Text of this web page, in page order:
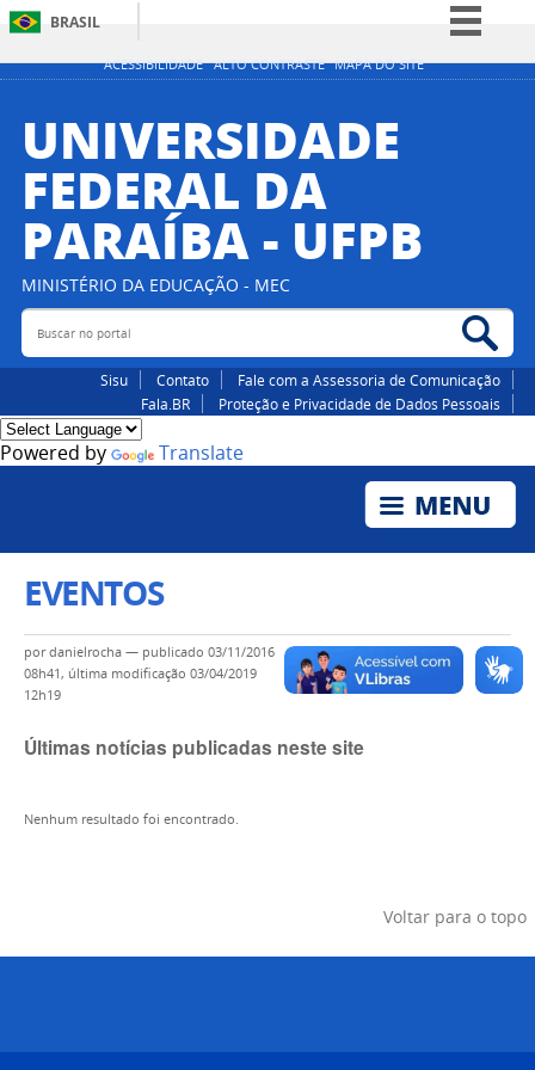
ACESSIBILIDADE ALTO CONTRASTE MAPA DO SITE
BRASIL
Simplifique!
Participe
Acesso à informação
Canais
UNIVERSIDADE
FEDERAL DA
PARAÍBA - UFPB
MINISTÉRIO DA EDUCAÇÃO - MEC
Buscar no portal
Sisu Contato
Fale com a Assessoria de Comunicação
Fala.BR
Proteção e Privacidade de Dados Pessoais
Powered by Translate
EVENTOS
pordanielrocha — publicado 03/11/2016
08h41, última modificação 03/04/2019
12h19
Últimas notícias publicadas neste site
Nenhum resultado foi encontrado.
Voltar para o topo